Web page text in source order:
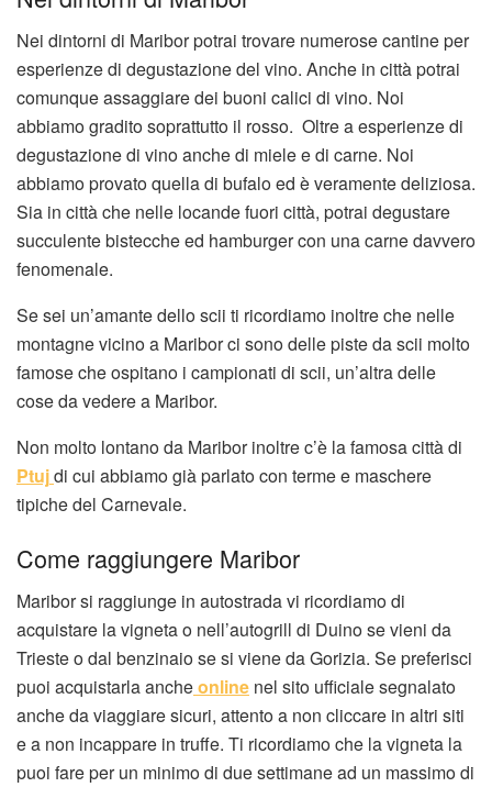
Nei dintorni di Maribor potrai trovare numerose cantine per
esperienze di degustazione del vino. Anche in città potrai
comunque assaggiare dei buoni calici di vino. Noi
abbiamo gradito soprattutto il rosso. Oltre a esperienze di
degustazione di vino anche di miele e di carne. Noi
abbiamo provato quella di bufalo ed è veramente deliziosa.
Sia in città che nelle locande fuori città, potrai degustare
succulente bistecche ed hamburger con una carne davvero
fenomenale.
Se sei un’amante dello scii ti ricordiamo inoltre che nelle
montagne vicino a Maribor ci sono delle piste da scii molto
famose che ospitano i campionati di scii, un’altra delle
cose da vedere a Maribor.
Non molto lontano da Maribor inoltre c’è la famosa città di
Ptujdi cui abbiamo già parlato con terme e maschere
tipiche del Carnevale.
Come raggiungere Maribor
Maribor si raggiunge in autostrada vi ricordiamo di
acquistare la vigneta o nell’autogrill di Duino se vieni da
Trieste o dal benzinaio se si viene da Gorizia. Se preferisci
puoi acquistarla ancheonline nel sito ufficiale segnalato
anche da viaggiare sicuri, attento a non cliccare in altri siti
e a non incappare in truffe. Ti ricordiamo che la vigneta la
puoi fare per un minimo di due settimane ad un massimo di